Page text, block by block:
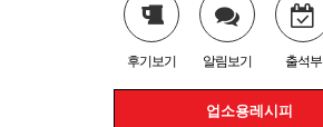
후기보기 알림보기 출석부
업소용레시피